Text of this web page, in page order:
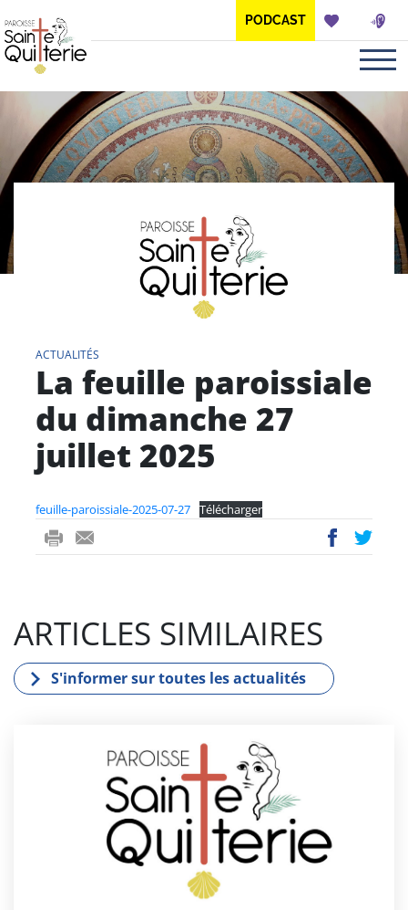
PODCAST
ACTUALITÉS
La feuille paroissiale
du dimanche 27
juillet 2025
feuille-paroissiale-2025-07-27 Télécharger
ri
-
ac
wi
ARTICLES SIMILAIRES
S'informer sur toutes les actualités